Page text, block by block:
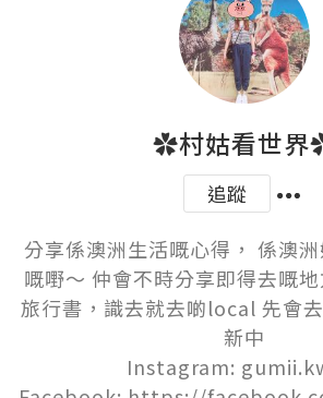
✿村姑看世
追蹤
分享係澳洲生活嘅心得， 係澳
嘅嘢～ 仲會不時分享即得去嘅
旅行書，識去就去啲local 先會
新中
Instagram: